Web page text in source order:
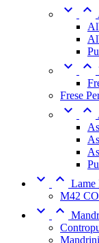
 
 
Frese
 
  Lame
M42
 